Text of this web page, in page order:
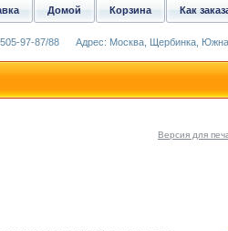
Версия для
Как
Корзина
Домой
97-87/88 Адрес: Москва, Щербинка,